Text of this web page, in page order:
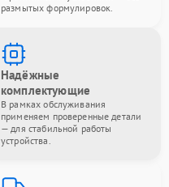
размытых формулировок.
Надёжные
комплектующие
В рамках обслуживания
применяем проверенные детали
— для стабильной работы
устройства.